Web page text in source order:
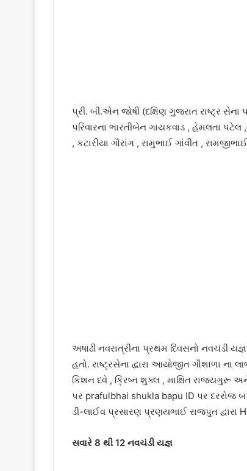
પ્રી. બી.એન જોષી (દક્ષિણ ગુજરાત રાષ્ટ્ર
પરિવારના ભારતીબેન ગાયકવાડ , હેમલતા
, કટારીયા ગૌરાંગ , રામુભાઈ ગાંવીત ,
અષાઢી નવરાત્રીના પ્રથમ દિવસનો નવચંડી
હતો. રાષ્ટ્રસેના દ્વારા આયોજીત ગૌશાળા ના
કિશન દવે , ક્રિષ્ન શુક્લ , માક્ષિત રાજ્યગુરૂ
પર prafulbhai shukla bapu ID પર
ડી-લાઈવ પ્રસારણ પ્રણયભાઈ રાજપુત દ્વારા
સવારે 8 થી 12 નવચંડી યજ્ઞ